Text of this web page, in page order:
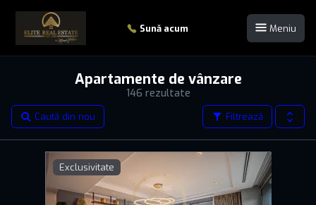
Sună acum Meniu
146 rezultate
Apartamente de vânzare
Filtrează
Caută din nou
Exclusivitate